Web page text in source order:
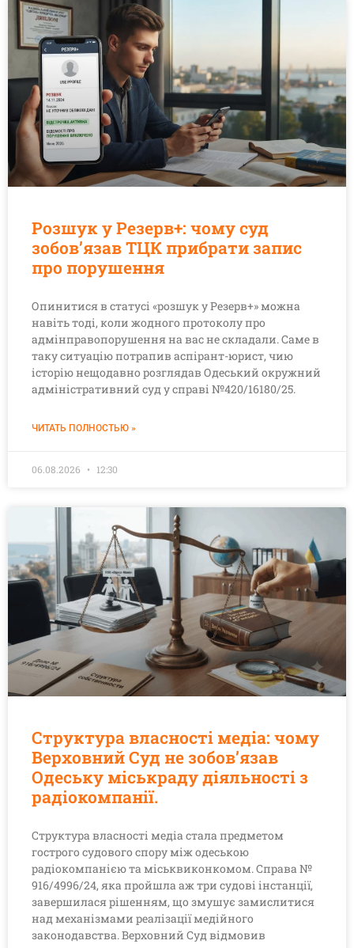
Розшук у Резерв+: чому суд
зобов’язав ТЦК прибрати запис
про порушення
Опинитися в статусі «розшук у Резерв+» можна
навіть тоді, коли жодного протоколу про
адмінправопорушення на вас не складали. Саме в
таку ситуацію потрапив аспірант-юрист, чию
історію нещодавно розглядав Одеський окружний
адміністративний суд у справі №420/16180/25.
ЧИТАТЬ ПОЛНОСТЬЮ »
06.08.2026 12:30
Структура власності медіа: чому
Верховний Суд не зобов’язав
Одеську міськраду діяльності з
радіокомпанії.
Структура власності медіа стала предметом
гострого судового спору між одеською
радіокомпанією та міськвиконкомом. Справа №
916/4996/24, яка пройшла аж три судові інстанції,
завершилася рішенням, що змушує замислитися
над механізмами реалізації медійного
законодавства. Верховний Суд відмовив